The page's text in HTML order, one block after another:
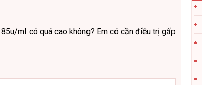
ml có quá cao không? Em có cần điều trị gấp